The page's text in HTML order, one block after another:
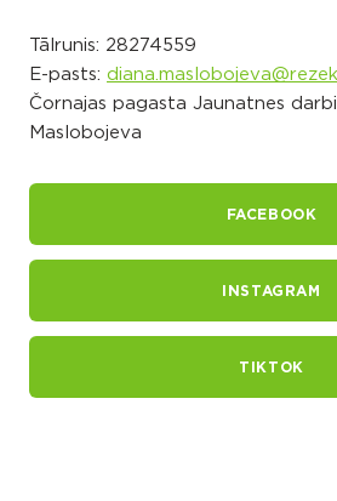
Tālrunis: 28274559
E-pasts:
Čornajas pagasta Jaunatnes
Maslobojeva
FACEBOOK
INSTAGRAM
TIKTOK